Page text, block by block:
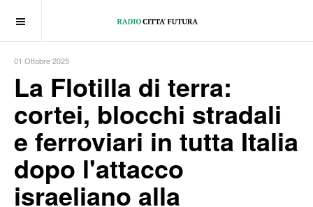
01 Ottobre 2025
La Flotilla di terra:
cortei, blocchi stradali
e ferroviari in tutta Italia
dopo l'attacco
israeliano alla